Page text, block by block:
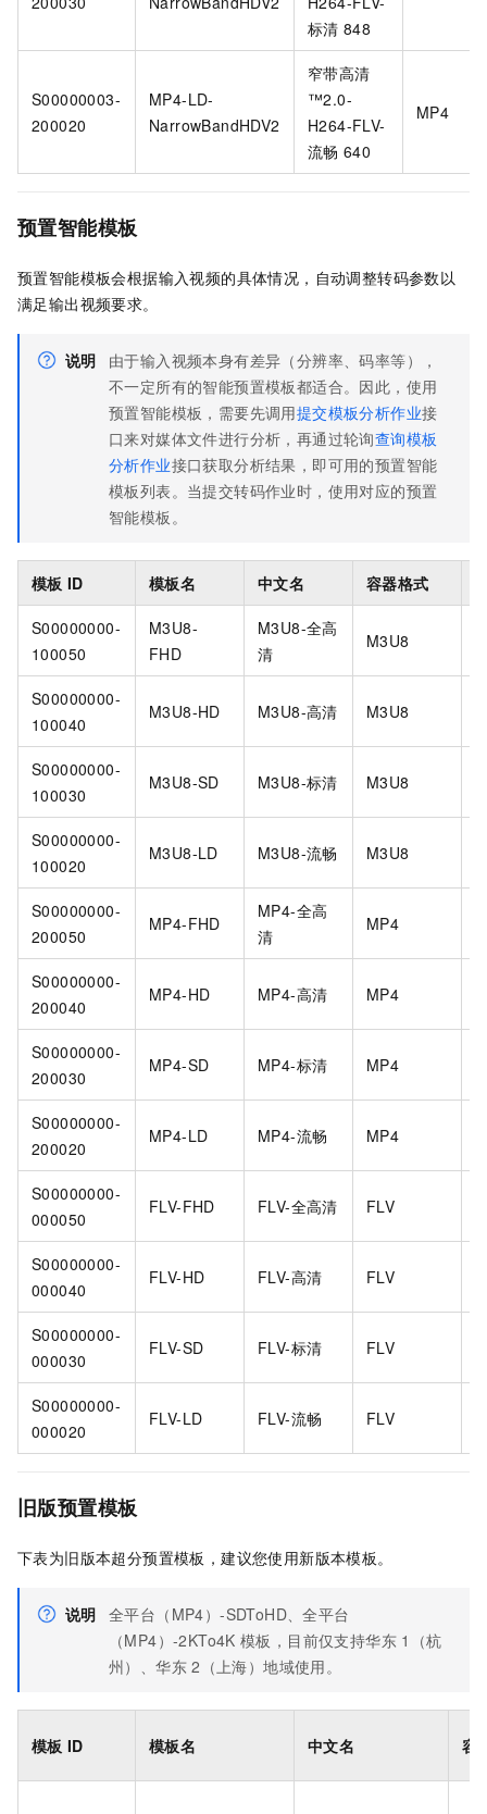
标清 848
S00000003-
200020
MP4-LD-
NarrowBandHDV2
窄带高清
™️2.0-
H264-FLV-
流畅 640
MP4
预置智能模板
预置智能模板会根据输入视频的具体情况，自动调整转码参数以
满足输出视频要求。
说明
由于输入视频本身有差异（分辨率、码率等），
不一定所有的智能预置模板都适合。因此，使用
预置智能模板，需要先调用提交模板分析作业接
口来对媒体文件进行分析，再通过轮询查询模板
分析作业接口获取分析结果，即可用的预置智能
模板列表。当提交转码作业时，使用对应的预置
智能模板。
模板 ID 模板名 中文名 容器格式
S00000000-
100050
M3U8-
FHD
M3U8-全高
清
M3U8
S00000000-
100040
M3U8-HD M3U8-高清 M3U8
S00000000-
100030
M3U8-SD M3U8-标清 M3U8
S00000000-
100020
M3U8-LD M3U8-流畅 M3U8
S00000000-
200050
MP4-FHD
MP4-全高
清
MP4
S00000000-
200040
MP4-HD MP4-高清 MP4
S00000000-
200030
MP4-SD MP4-标清 MP4
S00000000-
200020
MP4-LD MP4-流畅 MP4
S00000000-
000050
FLV-FHD FLV-全高清 FLV
S00000000-
000040
FLV-HD FLV-高清 FLV
S00000000-
000030
FLV-SD FLV-标清 FLV
S00000000-
000020
FLV-LD FLV-流畅 FLV
旧版预置模板
下表为旧版本超分预置模板，建议您使用新版本模板。
说明 全平台（MP4）-SDToHD、全平台
（MP4）-2KTo4K 模板，目前仅支持华东 1（杭
州）、华东 2（上海）地域使用。
模板 ID 模板名 中文名 容